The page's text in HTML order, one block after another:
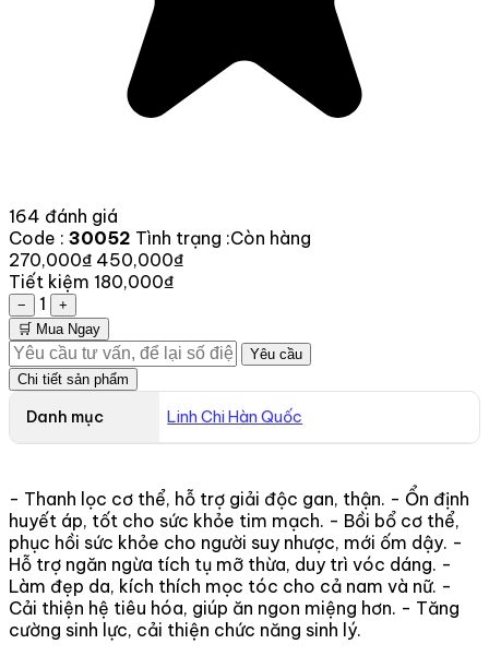
164 đánh giá
Code : 30052 Tình trạng :Còn hàng
270,000₫ 450,000₫
Tiết kiệm 180,000₫
− 1
+
🛒 Mua Ngay
Yêu cầu
Chi tiết sản phẩm
Danh mục Linh Chi Hàn Quốc
- Thanh lọc cơ thể, hỗ trợ giải độc gan, thận. - Ổn định
huyết áp, tốt cho sức khỏe tim mạch. - Bồi bổ cơ thể,
phục hồi sức khỏe cho người suy nhược, mới ốm dậy. -
Hỗ trợ ngăn ngừa tích tụ mỡ thừa, duy trì vóc dáng. -
Làm đẹp da, kích thích mọc tóc cho cả nam và nữ. -
Cải thiện hệ tiêu hóa, giúp ăn ngon miệng hơn. - Tăng
cường sinh lực, cải thiện chức năng sinh lý.